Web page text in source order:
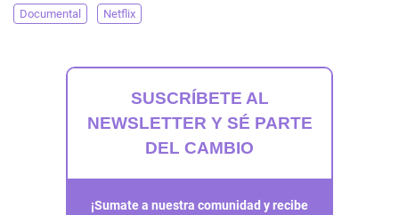
Documental Netflix
SUSCRÍBETE AL
NEWSLETTER Y SÉ PARTE
DEL CAMBIO
¡Sumate a nuestra comunidad y recibe